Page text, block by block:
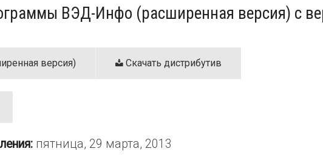
ЭД и ПИ Калининград
ВЭД-Инфо (расширенная версия) с
версия) Скачать дистрибутив
пятница, 29 марта, 2013